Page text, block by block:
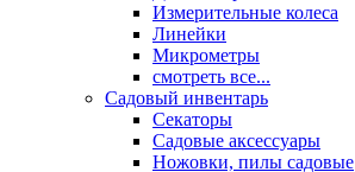
Измерительные колеса
Линейки
Микрометры
смотреть все...
Садовый инвентарь
Секаторы
Садовые аксессуары
Ножовки, пилы садовые